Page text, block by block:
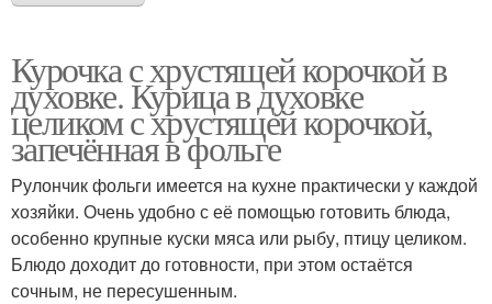
Курочка с хрустящей корочкой в
духовке. Курица в духовке
целиком с хрустящей корочкой,
запечённая в фольге
Рулончик фольги имеется на кухне практически у каждой
хозяйки. Очень удобно с её помощью готовить блюда,
особенно крупные куски мяса или рыбу, птицу целиком.
Блюдо доходит до готовности, при этом остаётся
сочным, не пересушенным.